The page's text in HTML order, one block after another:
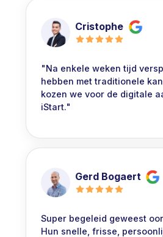
Cristophe
"Na enkele weken tijd
hebben met traditionele
kozen we voor de digitale
iStart."
Gerd Bogaert
Super begeleid geweest
Hun snelle, frisse,